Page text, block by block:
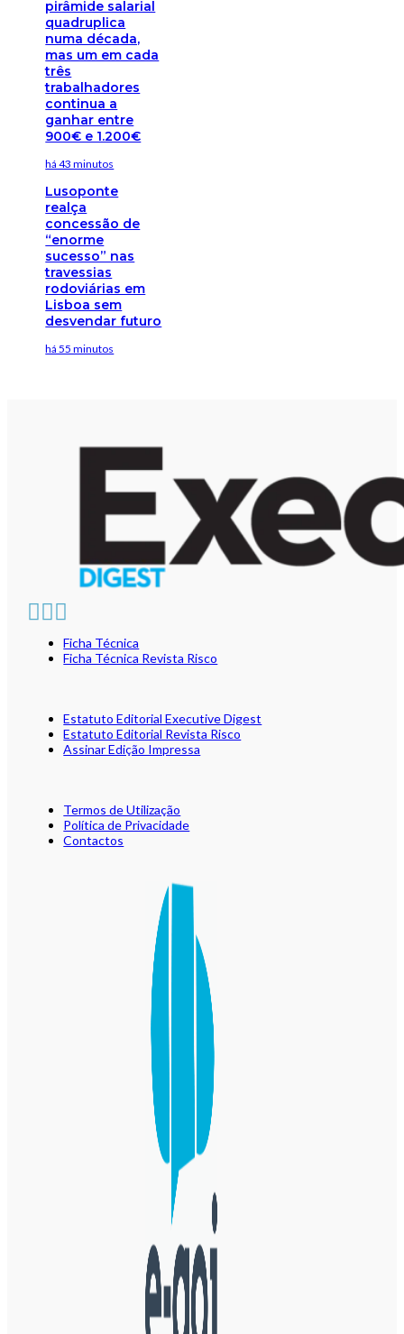
pirâmide salarial
quadruplica
numa década,
mas um em cada
três
trabalhadores
continua a
ganhar entre
900€ e 1.200€
há 43 minutos
Lusoponte
realça
concessão de
“enorme
sucesso” nas
travessias
rodoviárias em
Lisboa sem
desvendar futuro
há 55 minutos
Ficha Técnica
Ficha Técnica Revista Risco
Estatuto Editorial Executive Digest
Estatuto Editorial Revista Risco
Assinar Edição Impressa
Termos de Utilização
Política de Privacidade
Contactos